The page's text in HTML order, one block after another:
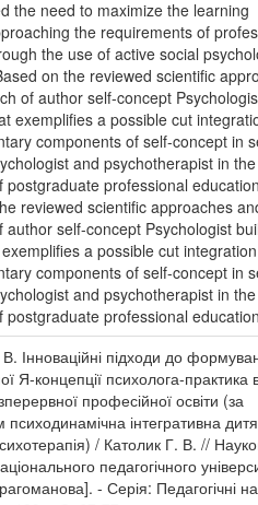
the need to maximize the learning
the requirements of
the use of active social
on the reviewed scientific
of author self-concept
exemplifies a possible cut
components of self-concept in
and psychotherapist in the
postgraduate professional
reviewed scientific approaches
author self-concept Psychologist
a possible cut
components of self-concept in
and psychotherapist in the
postgraduate professional
Інноваційні підходи до
Я-концепції психолога-практика
професійної освіти (за
інтегративна
/ Католик Г. В. //
педагогічного
- Серія: Педагогічні